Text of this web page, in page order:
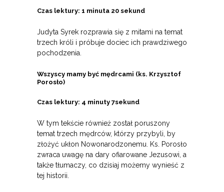
Czas lektury: 1 minuta 20 sekund
Judyta Syrek rozprawia się z mitami na temat
trzech króli i próbuje dociec ich prawdziwego
pochodzenia.
Wszyscy mamy być mędrcami (ks. Krzysztof
Porosło)
Czas lektury: 4 minuty 7sekund
W tym tekście również został poruszony
temat trzech mędrców, którzy przybyli, by
złożyć ukłon Nowonarodzonemu. Ks. Porosło
zwraca uwagę na dary ofiarowane Jezusowi, a
także tłumaczy, co dzisiaj możemy wynieść z
tej historii.